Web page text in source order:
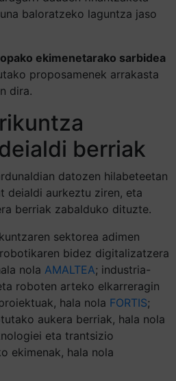
baloratzeko laguntza jaso
ekimenetarako sarbidea
proposamenek arrakasta
dira.
berriak
datozen hilabeteetan
deialdi aurkeztu ziren, eta
berriak zabalduko dituzte.
sektorea adimen
bidez digitalizatzera
nola AMALTEA; industria-
roboten arteko elkarreragin
hala nola FORTIS;
aukera berriak, hala nola
eta trantsizio
ekimenak, hala nola